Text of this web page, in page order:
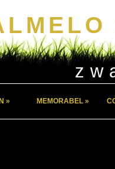
» MEMORABEL »